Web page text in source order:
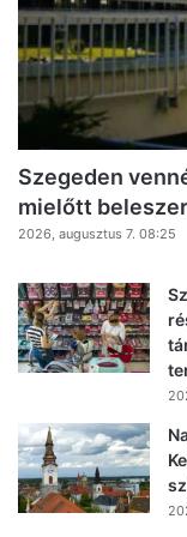
Szegeden
mielőtt
2026, augusztus 7. 08:25